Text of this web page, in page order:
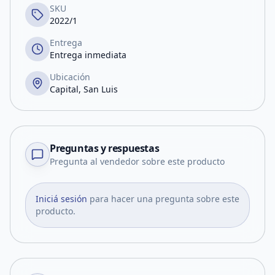
SKU
2022/1
Entrega
Entrega inmediata
Ubicación
Capital, San Luis
Preguntas y respuestas
Pregunta al vendedor sobre este producto
Iniciá sesión para hacer una pregunta sobre este
producto.